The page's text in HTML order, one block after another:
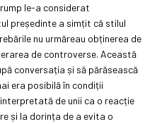
le-a considerat
președinte a simțit că stilul
nu urmăreau obținerea de
de controverse. Această
conversația și să părăsească
era posibilă în condiții
de unii ca o reacție
și la dorința de a evita o